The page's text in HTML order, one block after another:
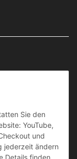
Arbeits- und
SCHUHE, SOLID
Sie den
YouTube,
und
jederzeit ändern